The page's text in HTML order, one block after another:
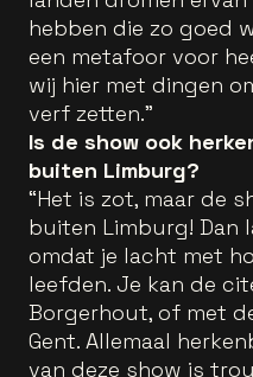
hebben die zo goed
een metafoor voor
wij hier met dingen
verf zetten.”
Is de show ook
buiten Limburg?
“Het is zot, maar de
buiten Limburg! Dan
omdat je lacht met
leefden. Je kan de
Borgerhout, of met
Gent. Allemaal
van deze show is